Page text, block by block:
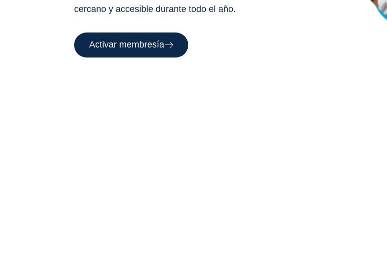
cercano y accesible durante todo el año.
Activar membresía